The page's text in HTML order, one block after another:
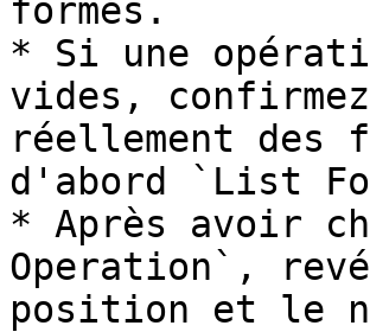
formés.
* Si une
vides,
réellement des
d'abord `List
* Après avoir
Operation`,
position et le